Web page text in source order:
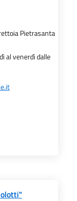
Pietrasanta
al venerdì dalle